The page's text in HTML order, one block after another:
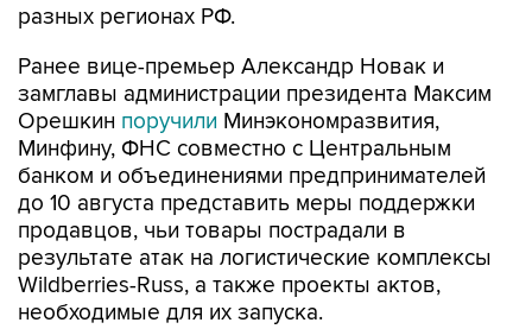
разных регионах РФ.
Ранее вице-премьер Александр Новак и
замглавы администрации президента Максим
Орешкин поручили Минэкономразвития,
Минфину, ФНС совместно с Центральным
банком и объединениями предпринимателей
до 10 августа представить меры поддержки
продавцов, чьи товары пострадали в
результате атак на логистические комплексы
Wildberries-Russ, а также проекты актов,
необходимые для их запуска.